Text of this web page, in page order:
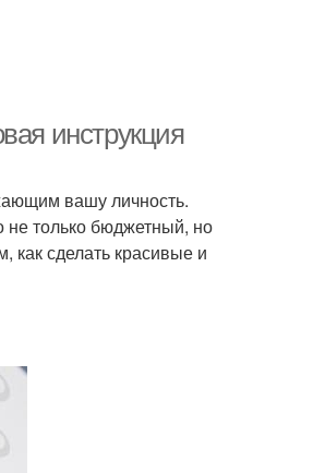
инструкция
вашу личность.
не только бюджетный, но
как сделать красивые и